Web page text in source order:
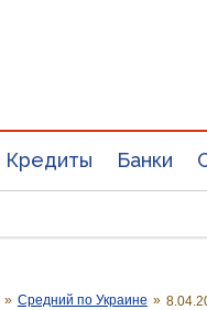
Кредиты Банки
» Средний по Украине »